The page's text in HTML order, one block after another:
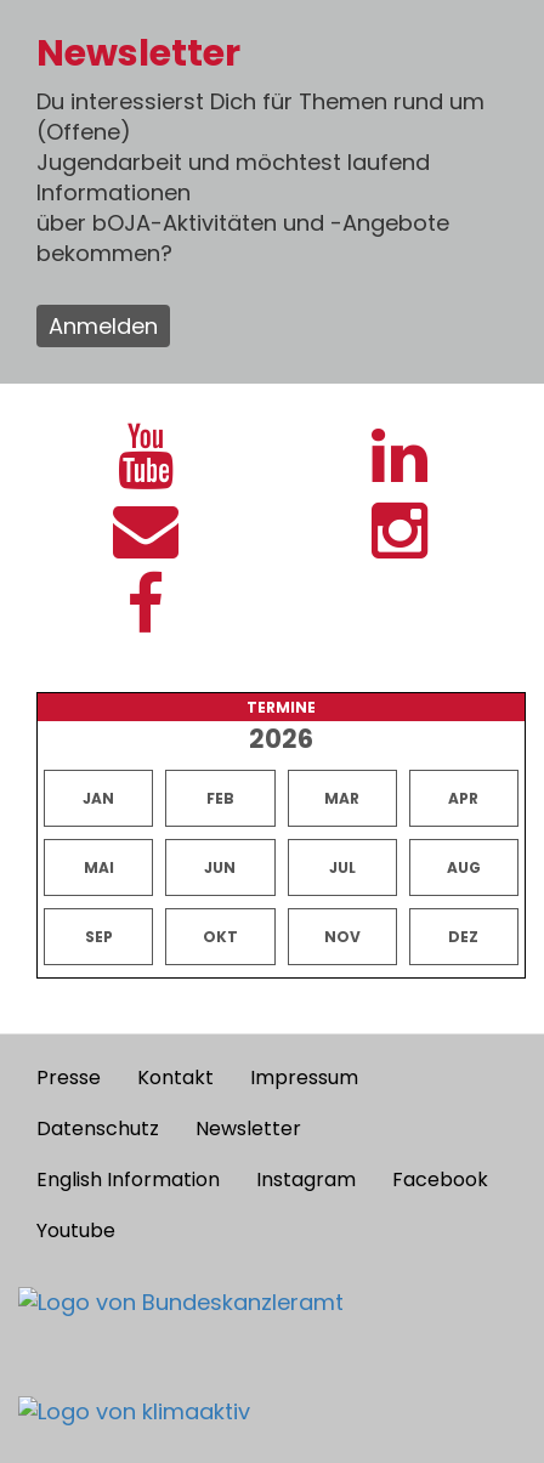
Newsletter
Du interessierst Dich für Themen rund um
(Offene)
Jugendarbeit und möchtest laufend
Informationen
über bOJA-Aktivitäten und -Angebote
bekommen?
Anmelden
TERMINE
2026
JAN FEB MAR APR
MAI JUN JUL AUG
SEP OKT NOV DEZ
Footer
menu
Presse Kontakt
Impressum
Datenschutz
Newsletter
English Information
Instagram
Facebook
Youtube